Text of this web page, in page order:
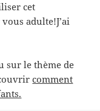
cet
adulte!J’ai
sur le thème de
comment